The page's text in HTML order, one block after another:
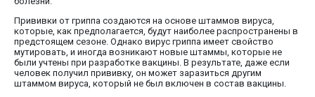
Прививки от гриппа создаются на основе штаммов вируса,
которые, как предполагается, будут наиболее распространены в
предстоящем сезоне. Однако вирус гриппа имеет свойство
мутировать, и иногда возникают новые штаммы, которые не
были учтены при разработке вакцины. В результате, даже если
человек получил прививку, он может заразиться другим
штаммом вируса, который не был включен в состав вакцины.